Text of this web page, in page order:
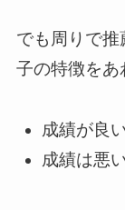
でも周りで
子の特徴をあ
成績が良
成績は悪